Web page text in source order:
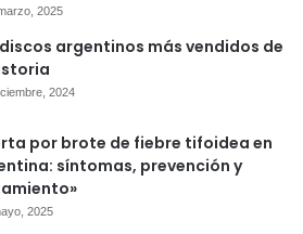
2025
argentinos más vendidos de
2024
por brote de fiebre tifoidea en
síntomas, prevención y
2025